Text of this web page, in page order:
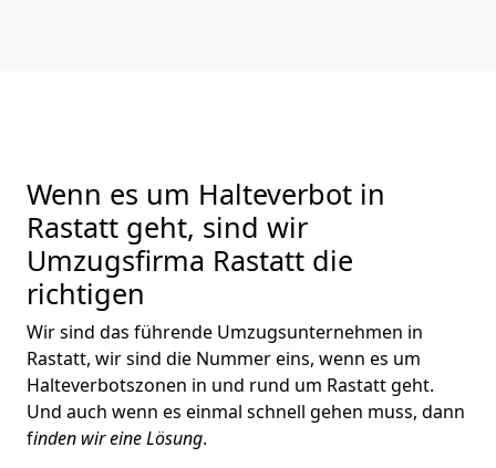
Wenn es um Halteverbot in
Rastatt geht, sind wir
Umzugsfirma Rastatt die
richtigen
Wir sind das führende Umzugsunternehmen in
Rastatt, wir sind die Nummer eins, wenn es um
Halteverbotszonen in und rund um Rastatt geht.
Und auch wenn es einmal schnell gehen muss, dann
finden wir eine Lösung.